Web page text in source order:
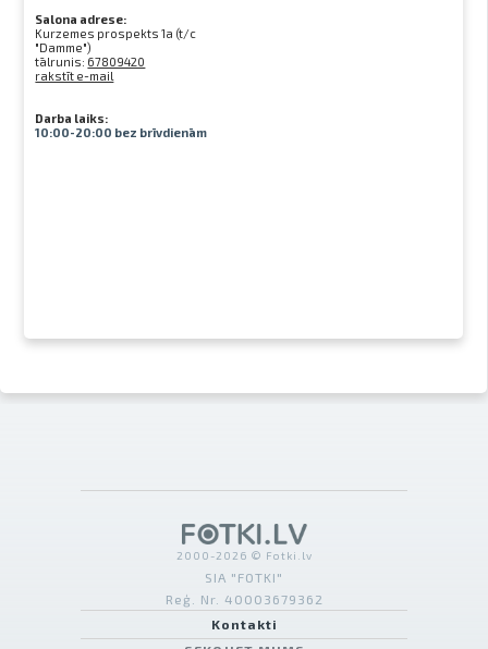
Salona adrese:
Kurzemes prospekts 1a (t/c
"Damme")
tālrunis: 67809420
rakstīt e-mail
Darba laiks:
10:00-20:00 bez brīvdienām
2000-2026 © Fotki.lv
SIA "FOTKI"
Reģ. Nr. 40003679362
Kontakti